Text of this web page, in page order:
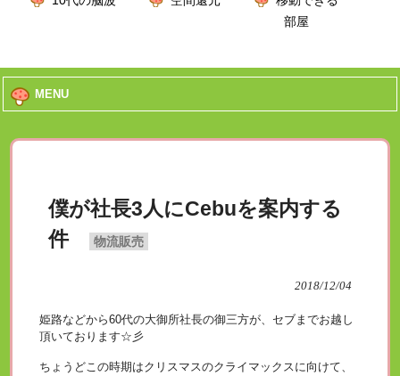
部屋
MENU
僕が社長3人にCebuを案内する
件
物流販売
2018/12/04
姫路などから60代の大御所社長の御三方が、セブまでお越し
頂いております☆彡
ちょうどこの時期はクリスマスのクライマックスに向けて、